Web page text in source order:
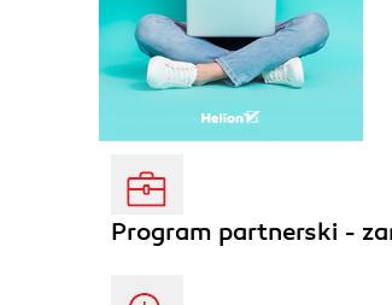
Program partnerski -